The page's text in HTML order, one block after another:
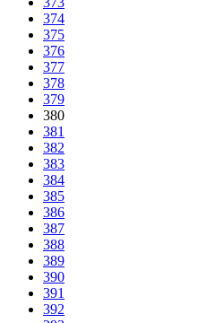
374
375
376
377
378
379
380
381
382
383
384
385
386
387
388
389
390
391
392